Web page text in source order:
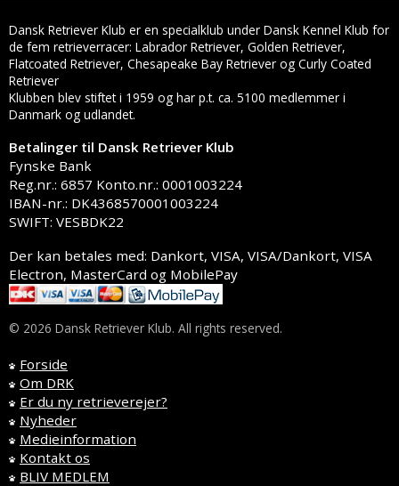
Dansk Retriever Klub er en specialklub under Dansk Kennel Klub for
de fem retrieverracer: Labrador Retriever, Golden Retriever,
Flatcoated Retriever, Chesapeake Bay Retriever og Curly Coated
Retriever
Klubben blev stiftet i 1959 og har p.t. ca. 5100 medlemmer i
Danmark og udlandet.
Betalinger til Dansk Retriever Klub
Fynske Bank
Reg.nr.: 6857 Konto.nr.: 0001003224
IBAN-nr.: DK4368570001003224
SWIFT: VESBDK22
Der kan betales med: Dankort, VISA, VISA/Dankort, VISA
Electron, MasterCard og MobilePay
© 2026 Dansk Retriever Klub. All rights reserved.
Forside
Om DRK
Er du ny retrieverejer?
Nyheder
Medieinformation
Kontakt os
BLIV MEDLEM